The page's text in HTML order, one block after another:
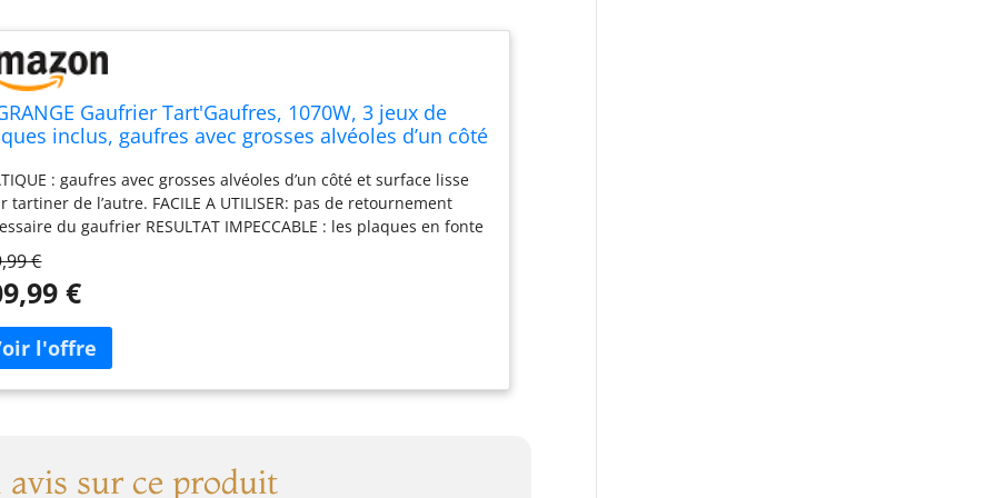
Gaufrier Tart'Gaufres, 1070W, 3 jeux de
inclus, gaufres avec grosses alvéoles d’un côté
Multifonction, 029424
: gaufres avec grosses alvéoles d’un côté et surface lisse
tartiner de l’autre. FACILE A UTILISER: pas de retournement
du gaufrier RESULTAT IMPECCABLE : les plaques en fonte
de la chaleur et de réaliser des gaufres parfaitement
faciles à démouler. MULTIFONCTION : maxi gaufres
monsieur généreux pour de délicieux en-cas grâce aux jeux
inclus. Préparer des minis gaufres pour des cafés
ou des apéritifs dinatoires PRATIQUE : plaques
€
€
sur ce produit